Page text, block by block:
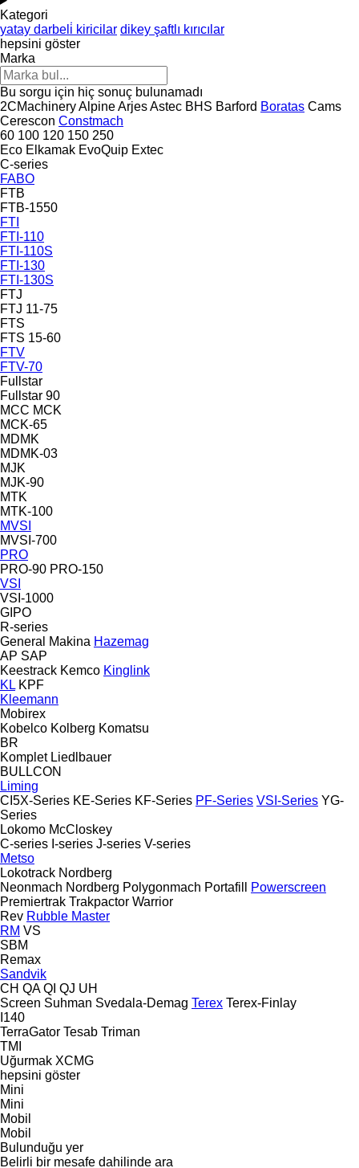
Kategori
yatay darbeli̇ kiricilar dikey şaftlı kırıcılar
hepsini göster
Marka
Bu sorgu için hiç sonuç bulunamadı
2CMachineryAlpineArjesAstec BHS Barford Boratas Cams
Cerescon Constmach
60 100 120 150 250
Eco Elkamak EvoQuip Extec
C-series
FABO
FTB
FTB-1550
FTI
FTI-110
FTI-110S
FTI-130
FTI-130S
FTJ
FTJ 11-75
FTS
FTS 15-60
FTV
FTV-70
Fullstar
Fullstar 90
MCC MCK
MCK-65
MDMK
MDMK-03
MJK
MJK-90
MTK
MTK-100
MVSI
MVSI-700
PRO
PRO-90 PRO-150
VSI
VSI-1000
GIPO
R-series
General Makina Hazemag
AP SAP
Keestrack Kemco Kinglink
KL KPF
Kleemann
Mobirex
Kobelco Kolberg Komatsu
BR
Komplet Liedlbauer
BULLCON
Liming
CI5X-Series KE-Series KF-Series PF-Series VSI-Series YG-
Series
Lokomo McCloskey
C-series I-series J-series V-series
Metso
Lokotrack Nordberg
Neonmach Nordberg Polygonmach Portafill
Powerscreen
Premiertrak Trakpactor Warrior
Rev Rubble Master
RM VS
SBM
Remax
Sandvik
CH QA QI QJ UH
Screen Suhman Svedala-Demag Terex Terex-Finlay
I140
TerraGator Tesab Triman
TMI
Uğurmak XCMG
hepsini göster
Mini
Mini
Mobil
Mobil
Bulunduğu yer
Belirli bir mesafe dahilinde ara